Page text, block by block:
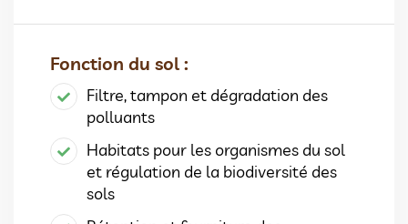
Fonction du sol :
Filtre, tampon et dégradation des
polluants
Habitats pour les organismes du sol
et régulation de la biodiversité des
sols